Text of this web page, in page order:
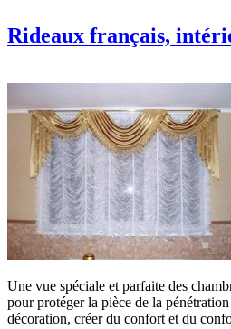
Rideaux français,
Une vue spéciale et parfaite des
pour protéger la pièce de la
décoration, créer du confort et du